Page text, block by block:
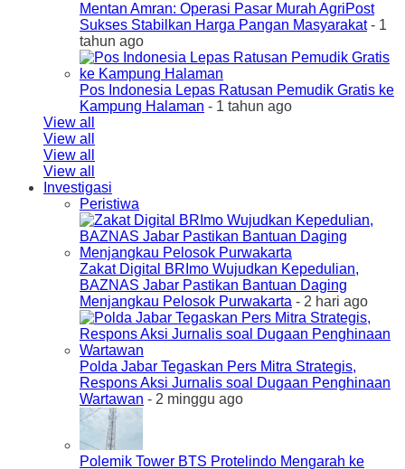
Mentan Amran: Operasi Pasar Murah AgriPost
Sukses Stabilkan Harga Pangan Masyarakat- 1
tahun ago
Pos Indonesia Lepas Ratusan Pemudik Gratis ke
Kampung Halaman - 1 tahun ago
View all
View all
View all
View all
Investigasi
Peristiwa
Zakat Digital BRImo Wujudkan Kepedulian,
BAZNAS Jabar Pastikan Bantuan Daging
Menjangkau Pelosok Purwakarta - 2 hari ago
Polda Jabar Tegaskan Pers Mitra Strategis,
Respons Aksi Jurnalis soal Dugaan Penghinaan
Wartawan - 2 minggu ago
Polemik Tower BTS Protelindo Mengarah ke